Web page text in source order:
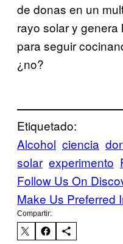
de donas en un
rayo solar y
para seguir
¿no?
Etiquetado:
Alcohol ciencia
solar experimento
Follow Us On
Make Us Preferred
Compartir: